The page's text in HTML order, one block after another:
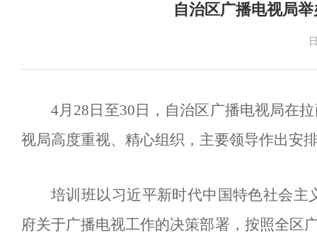
自治区广播电视局
4月28日至30日，自治区广播电视局在
视局高度重视、精心组织，主要领导作出安
培训班以习近平新时代中国特色社会
府关于广播电视工作的决策部署，按照全区